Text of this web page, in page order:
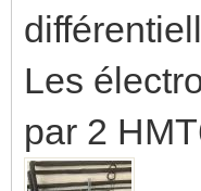
Les
par 2